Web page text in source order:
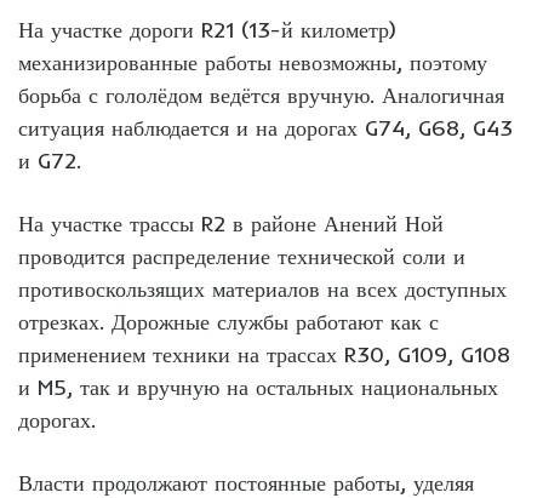
На участке дороги R21 (13-й километр)
механизированные работы невозможны, поэтому
борьба с гололёдом ведётся вручную. Аналогичная
ситуация наблюдается и на дорогах G74, G68, G43
и G72.
На участке трассы R2 в районе Анений Ной
проводится распределение технической соли и
противоскользящих материалов на всех доступных
отрезках. Дорожные службы работают как с
применением техники на трассах R30, G109, G108
и M5, так и вручную на остальных национальных
дорогах.
Власти продолжают постоянные работы, уделяя